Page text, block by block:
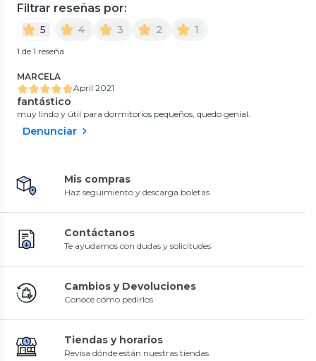
Filtrar reseñas por:
5 4 3 2 1
1 de 1 reseña
MARCELA
April 2021
fantástico
muy lindo y útil para dormitorios pequeños, quedo genial.
Denunciar
Mis compras
Haz seguimiento y descarga boletas
Contáctanos
Te ayudamos con dudas y solicitudes
Cambios y Devoluciones
Conoce cómo pedirlos
Tiendas y horarios
Revisa dónde están nuestras tiendas